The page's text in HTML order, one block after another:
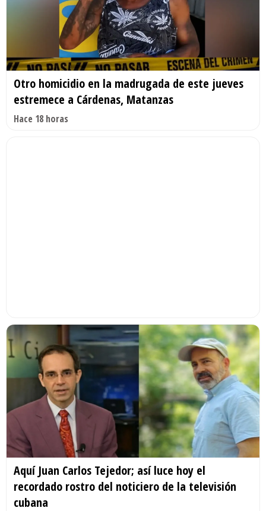
Otro homicidio en la madrugada de este jueves
estremece a Cárdenas, Matanzas
Hace 18 horas
Aquí Juan Carlos Tejedor; así luce hoy el
recordado rostro del noticiero de la televisión
cubana